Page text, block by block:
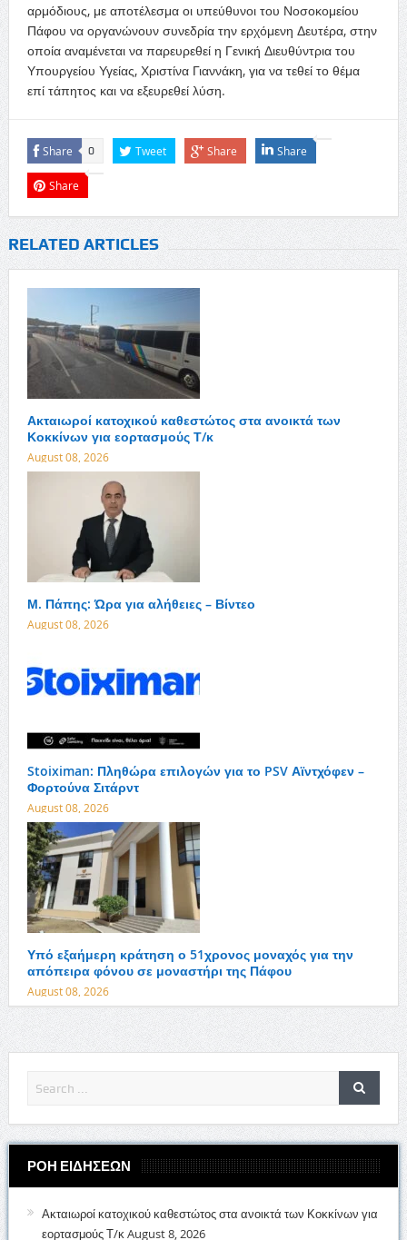
αρμόδιους, με αποτέλεσμα οι υπεύθυνοι του Νοσοκομείου
Πάφου να οργανώνουν συνεδρία την ερχόμενη Δευτέρα, στην
οποία αναμένεται να παρευρεθεί η Γενική Διευθύντρια του
Υπουργείου Υγείας, Χριστίνα Γιαννάκη, για να τεθεί το θέμα
επί τάπητος και να εξευρεθεί λύση.
Share 0 Tweet Share Share
Share
RELATED ARTICLES
Ακταιωροί κατοχικού καθεστώτος στα ανοικτά των
Κοκκίνων για εορτασμούς Τ/κ
August 08, 2026
Μ. Πάπης: Ώρα για αλήθειες – Βίντεο
August 08, 2026
Stoiximan: Πληθώρα επιλογών για το PSV Αϊντχόφεν –
Φορτούνα Σιτάρντ
August 08, 2026
Υπό εξαήμερη κράτηση ο 51χρονος μοναχός για την
απόπειρα φόνου σε μοναστήρι της Πάφου
August 08, 2026
ΡΟΗ ΕΙΔΗΣΕΩΝ
Ακταιωροί κατοχικού καθεστώτος στα ανοικτά των Κοκκίνων για
εορτασμούς Τ/κAugust 8, 2026